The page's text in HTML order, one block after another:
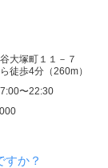
大塚町１１－７
徒歩4分（260m）
〜22:30
すか？